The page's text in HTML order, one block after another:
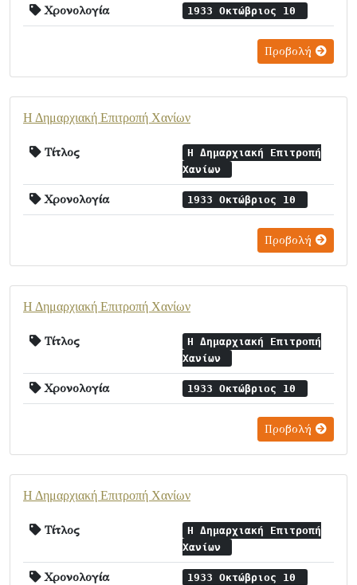
Χρονολογία 1933 Οκτώβριος 10
Προβολή
Η Δημαρχιακή Επιτροπή Χανίων
Τίτλος
Η Δημαρχιακή Επιτροπή
Χανίων
Χρονολογία 1933 Οκτώβριος 10
Προβολή
Η Δημαρχιακή Επιτροπή Χανίων
Τίτλος
Η Δημαρχιακή Επιτροπή
Χανίων
Χρονολογία 1933 Οκτώβριος 10
Προβολή
Η Δημαρχιακή Επιτροπή Χανίων
Τίτλος
Η Δημαρχιακή Επιτροπή
Χανίων
Χρονολογία 1933 Οκτώβριος 10